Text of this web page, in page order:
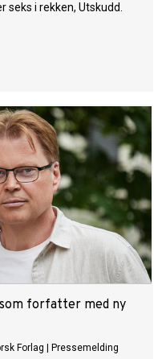
seks i rekken, Utskudd.
forfatter med ny
Forlag Pressemelding